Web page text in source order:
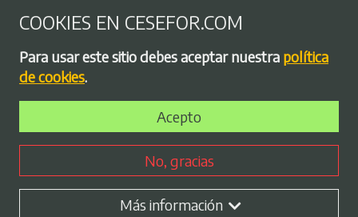
Menú del pie
Política de privacidad
Bolsa de empleo
Perfil contratante
COOKIES EN CESEFOR.COM
Para usar este sitio debes aceptar nuestra política
de cookies.
Acepto
No, gracias
Más información